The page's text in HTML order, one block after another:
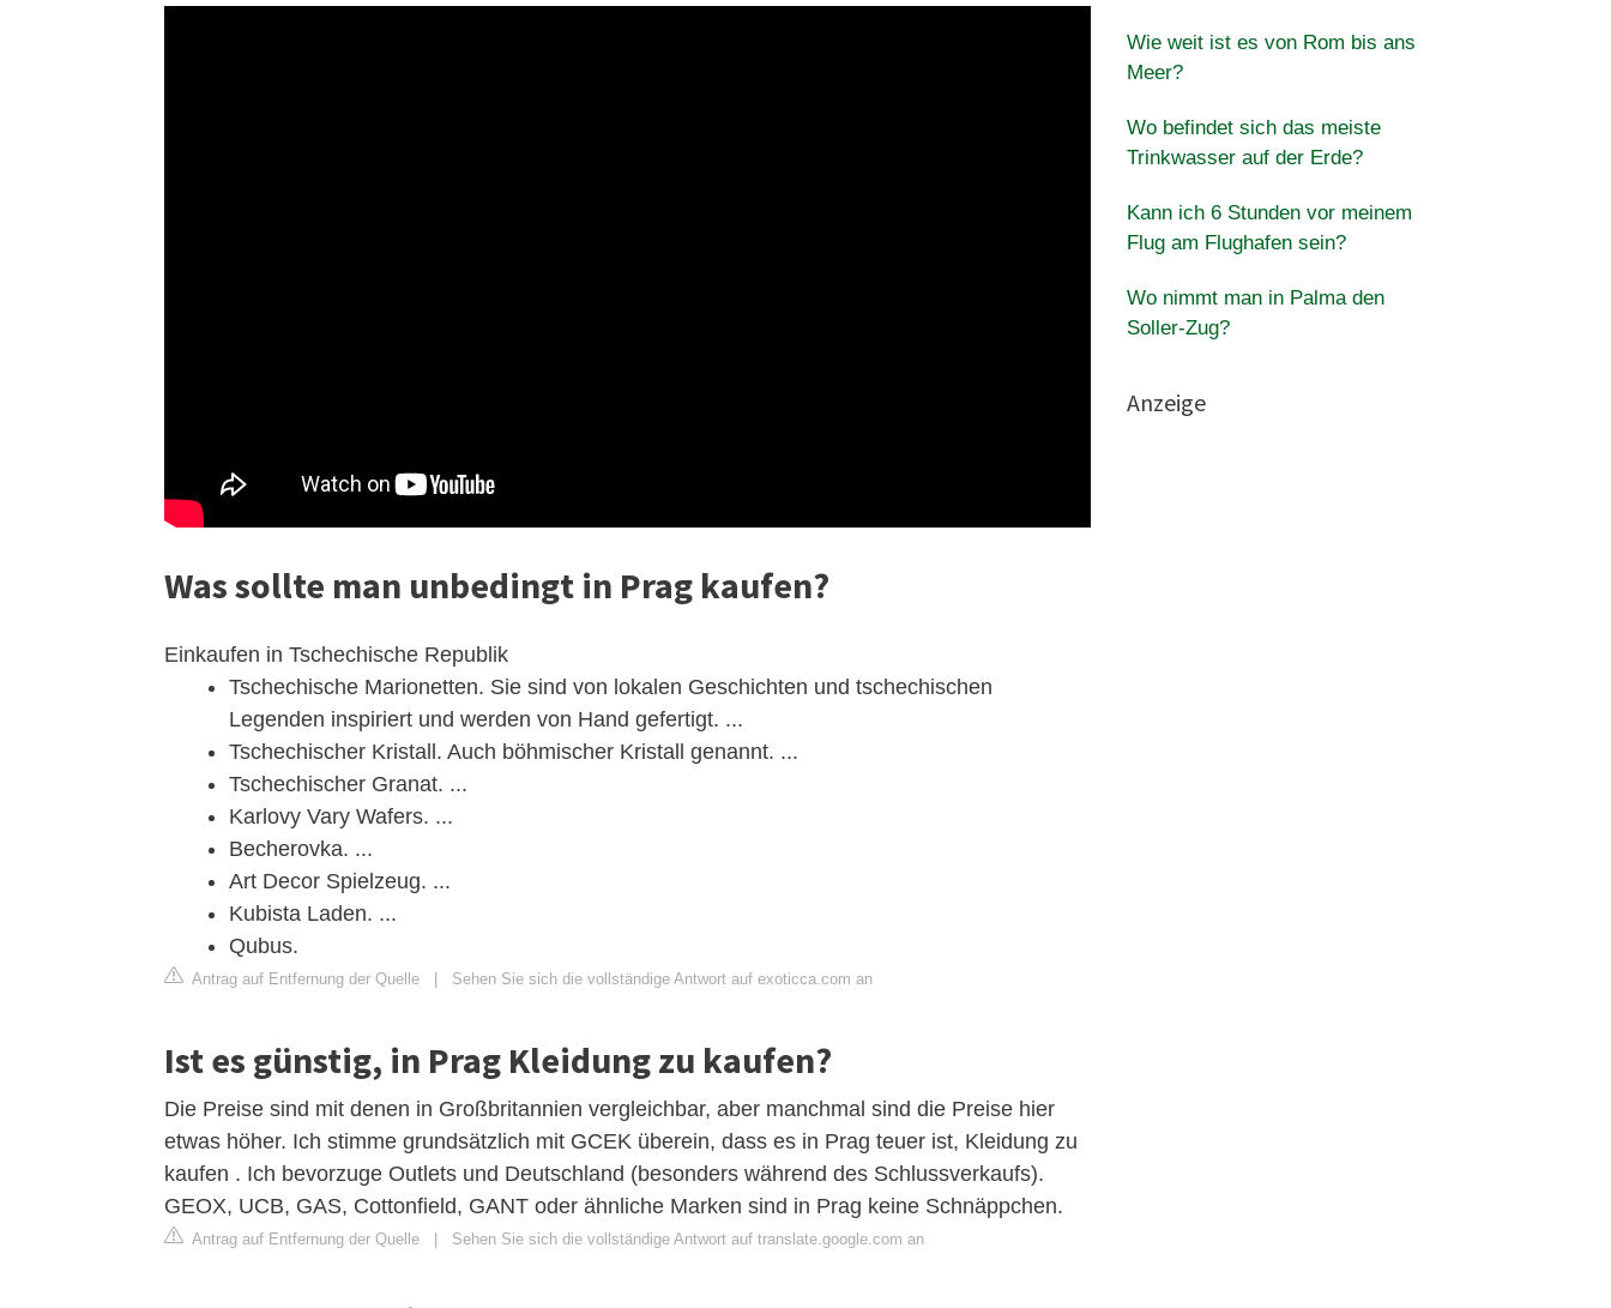
Was sollte man unbedingt in Prag kaufen?
Einkaufen in Tschechische Republik
Tschechische Marionetten. Sie sind von lokalen Geschichten und tschechischen
Legenden inspiriert und werden von Hand gefertigt. ...
Tschechischer Kristall. Auch böhmischer Kristall genannt. ...
Tschechischer Granat. ...
Karlovy Vary Wafers. ...
Becherovka. ...
Art Decor Spielzeug. ...
Kubista Laden. ...
Qubus.
Antrag auf Entfernung der Quelle | Sehen Sie sich die vollständige Antwort auf exoticca.com an
Ist es günstig, in Prag Kleidung zu kaufen?
Die Preise sind mit denen in Großbritannien vergleichbar, aber manchmal sind die Preise hier
etwas höher. Ich stimme grundsätzlich mit GCEK überein, dass es in Prag teuer ist, Kleidung zu
kaufen . Ich bevorzuge Outlets und Deutschland (besonders während des Schlussverkaufs).
GEOX, UCB, GAS, Cottonfield, GANT oder ähnliche Marken sind in Prag keine Schnäppchen.
Antrag auf Entfernung der Quelle | Sehen Sie sich die vollständige Antwort auf translate.google.com an
Wie weit ist es von Rom bis ans
Meer?
Wo befindet sich das meiste
Trinkwasser auf der Erde?
Kann ich 6 Stunden vor meinem
Flug am Flughafen sein?
Wo nimmt man in Palma den
Soller-Zug?
Anzeige